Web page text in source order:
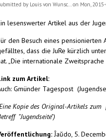
by Louis von Wunsc...on Mon,
lesenswerter Artikel aus der
den Besuch eines pensionierten
dass die JuRe kürzlich
„Die internationale
zum Artikel:
Gmünder Tagespost
Kopie des Original-Artikels zum
"Jugendseite")
Ĵaŭdo, 5.